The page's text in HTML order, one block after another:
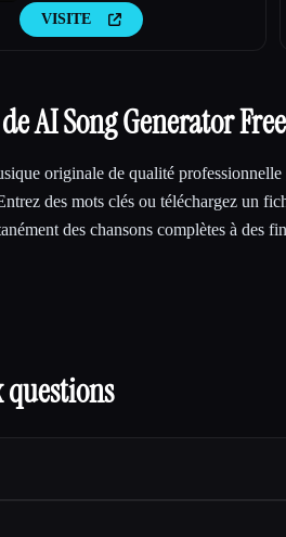
de nouveaux artistes, explorez les
palmarès et mettez en ligne tes
VISITE
AI Song Generator
originale de qualité professionnelle
des mots clés ou téléchargez un
des chansons complètes à des